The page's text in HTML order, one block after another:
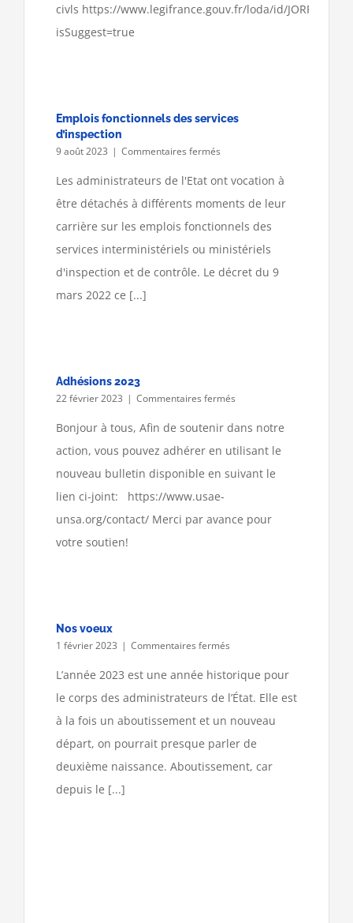
de
civls https://www.legifrance.gouv.fr/loda/id/
isSuggest=true
Emplois fonctionnels des services
d’inspection
9 août 2023 | Commentaires fermés
fonctionnels
services
d’inspection
Les administrateurs de l'Etat ont vocation à
être détachés à différents moments de leur
carrière sur les emplois fonctionnels des
services interministériels ou ministériels
d'inspection et de contrôle. Le décret du 9
mars 2022 ce [...]
Adhésions 2023
22 février 2023 | Commentaires fermés
2023
Bonjour à tous, Afin de soutenir dans notre
action, vous pouvez adhérer en utilisant le
nouveau bulletin disponible en suivant le
lien ci-joint: https://www.usae-
unsa.org/contact/ Merci par avance pour
votre soutien!
Nos voeux
1 février 2023 | Commentaires fermés
voeux
L’année 2023 est une année historique pour
le corps des administrateurs de l’État. Elle est
à la fois un aboutissement et un nouveau
départ, on pourrait presque parler de
deuxième naissance. Aboutissement, car
depuis le [...]